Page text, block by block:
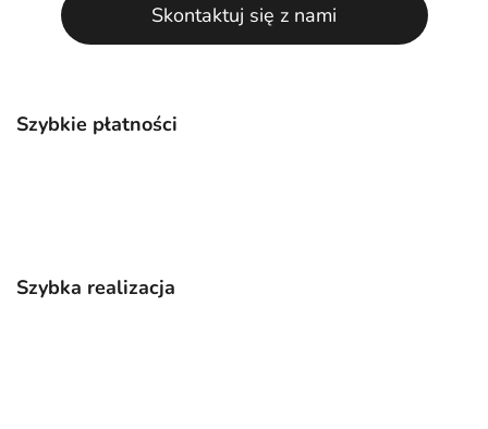
Szybkie płatności
Szybka realizacja
Skontaktuj się z nami